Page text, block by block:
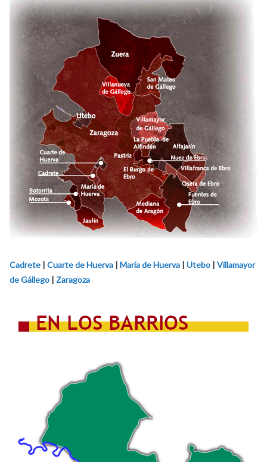
Cadrete | Cuarte de Huerva | María de Huerva | Utebo | Villamayor
de Gállego | Zaragoza